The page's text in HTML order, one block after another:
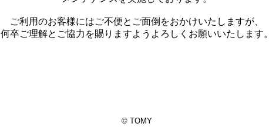
ご利用のお客様にはご不便とご面倒をおかけいたしますが、
何卒ご理解とご協力を賜りますようよろしくお願いいたします。
© TOMY